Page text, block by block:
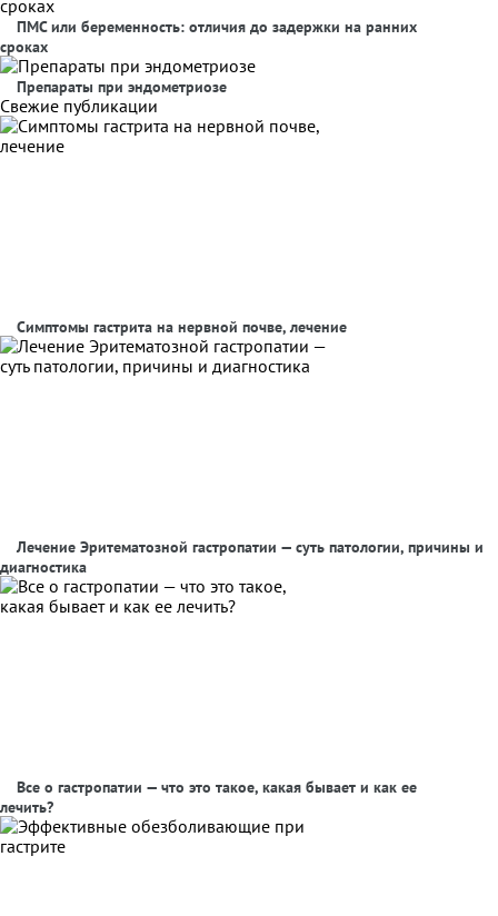
ПМС или беременность: отличия до задержки на ранних
сроках
Препараты при эндометриозе
Свежие публикации
Симптомы гастрита на нервной почве, лечение
Лечение Эритематозной гастропатии — суть патологии, причины и
диагностика
Все о гастропатии — что это такое, какая бывает и как ее
лечить?